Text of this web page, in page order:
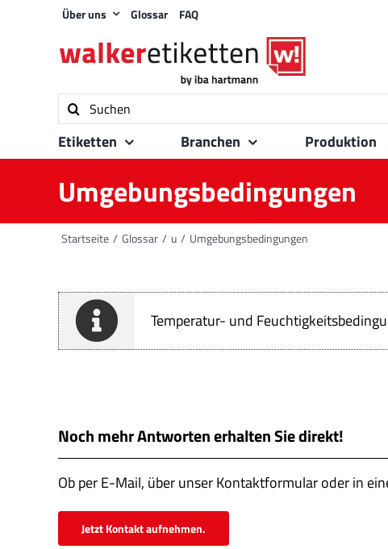
Über uns Glossar FAQ
Suche
nach:
Etiketten Branchen Produktion
Umgebungsbedingungen
Startseite Glossar u Umgebungsbedingungen
Temperatur- und
Noch mehr Antworten erhalten Sie direkt!
Ob per E-Mail, über unser Kontaktformular oder in
Jetzt Kontakt aufnehmen.